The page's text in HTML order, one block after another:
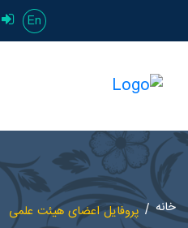
En
خانه پروفایل اعضای هیئت علمی